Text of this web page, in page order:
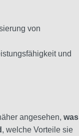
von
und
angesehen, was
, welche Vorteile sie